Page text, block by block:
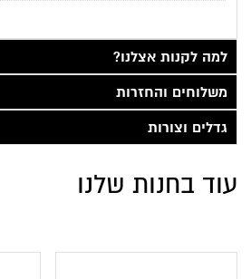
למה לקנות אצלנו?
משלוחים והחזרות
גדלים וצורות
עוד בחנות שלנו